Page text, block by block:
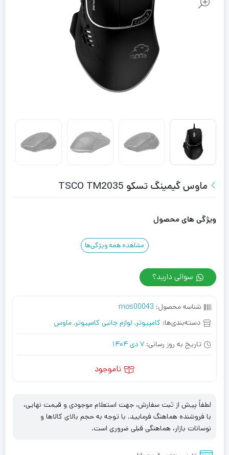
ماوس گیمینگ تسکو TSCO TM2035
ویژگی های محصول
مشاهده همه ویژگی‌ها
سوالی دارید؟
شناسه محصول: mos00043
دسته‌بندی‌ها: کامپیوتر, لوازم جانبی کامپیوتر, ماوس
تاریخ به روز رسانی: 7 دی 1404
ناموجود
لطفاً پیش از ثبت سفارش، جهت استعلام موجودی و قیمت نهایی،
با فروشنده هماهنگ فرمایید. با توجه به حجم بالای کالاها و
نوسانات بازار، هماهنگی قبلی ضروری است.